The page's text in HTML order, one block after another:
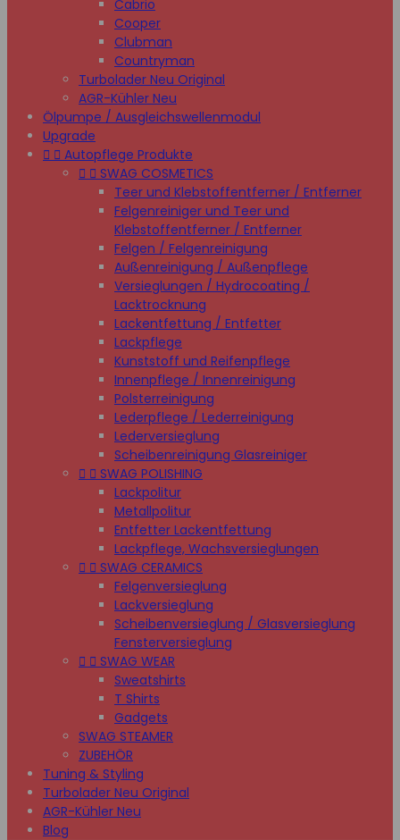
Cabrio
Cooper
Clubman
Countryman
Turbolader Neu Original
AGR-Kühler Neu
Ölpumpe / Ausgleichswellenmodul
Upgrade
  Autopflege Produkte
  SWAG COSMETICS
Teer und Klebstoffentferner / Entferner
Felgenreiniger und Teer und
Klebstoffentferner / Entferner
Felgen / Felgenreinigung
Außenreinigung / Außenpflege
Versieglungen / Hydrocoating /
Lacktrocknung
Lackentfettung / Entfetter
Lackpflege
Kunststoff und Reifenpflege
Innenpflege / Innenreinigung
Polsterreinigung
Lederpflege / Lederreinigung
Lederversieglung
Scheibenreinigung Glasreiniger
  SWAG POLISHING
Lackpolitur
Metallpolitur
Entfetter Lackentfettung
Lackpflege, Wachsversieglungen
  SWAG CERAMICS
Felgenversieglung
Lackversieglung
Scheibenversieglung / Glasversieglung
Fensterversieglung
  SWAG WEAR
Sweatshirts
T Shirts
Gadgets
SWAG STEAMER
ZUBEHÖR
Tuning & Styling
Turbolader Neu Original
AGR-Kühler Neu
Blog